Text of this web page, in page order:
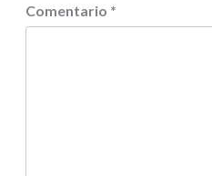
Comentario *